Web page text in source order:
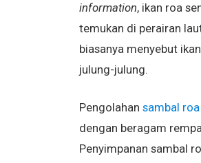
information, ikan roa
temukan di perairan
biasanya menyebut
julung-julung.
Pengolahan sambal roa
dengan beragam
Penyimpanan sambal